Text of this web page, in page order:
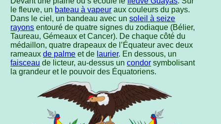
le fleuve, un bateau à vapeur aux couleurs du pays.
Dans le ciel, un bandeau avec unsoleil à seize
rayons entouré de quatre signes du zodiaque (Bélier,
Taureau, Gémeaux et Cancer). De chaque côté du
médaillon, quatre drapeaux de l’Équateur avec deux
rameauxde palme et de laurier. En dessous, un
faisceau de licteur, au-dessus uncondor symbolisant
la grandeur et le pouvoir des Équatoriens.